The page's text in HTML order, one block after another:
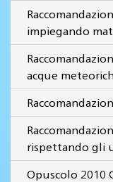
impiegando
acque
rispettando gli
Opuscolo 2010